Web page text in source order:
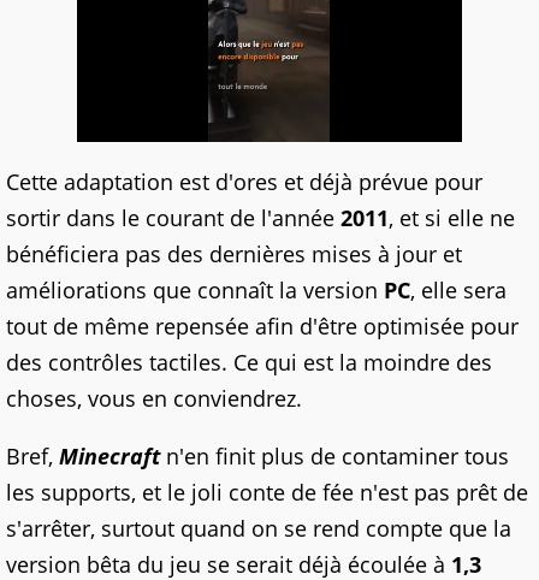
Cette adaptation est d'ores et déjà prévue pour
sortir dans le courant de l'année 2011, et si elle ne
bénéficiera pas des dernières mises à jour et
améliorations que connaît la version PC, elle sera
tout de même repensée afin d'être optimisée pour
des contrôles tactiles. Ce qui est la moindre des
choses, vous en conviendrez.
Bref, Minecraftn'en finit plus de contaminer tous
les supports, et le joli conte de fée n'est pas prêt de
s'arrêter, surtout quand on se rend compte que la
version bêta du jeu se serait déjà écoulée à 1,3